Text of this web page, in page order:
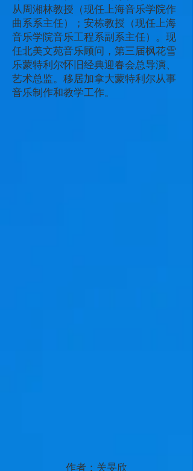
从周湘林教授（现任上海音乐学院作
曲系系主任）；安栋教授（现任上海
音乐学院音乐工程系副系主任）。现
任北美文苑音乐顾问，第三届枫花雪
乐蒙特利尔怀旧经典迎春会总导演、
艺术总监。移居加拿大蒙特利尔从事
音乐制作和教学工作。
作者：关旻欣